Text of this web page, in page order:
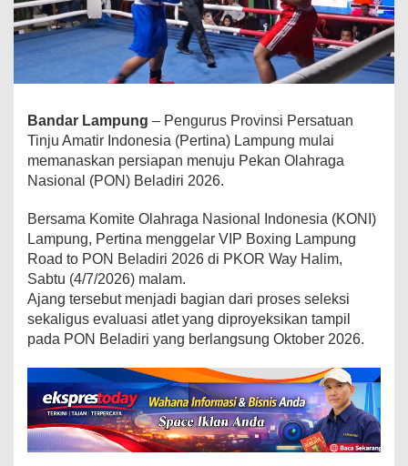
i
r
i
2
0
6
,
P
e
i
n
a
a
m
p
n
g
G
e
l
Bandar Lampung – Pengurus Provinsi Persatuan
Tinju Amatir Indonesia (Pertina) Lampung mulai
memanaskan persiapan menuju Pekan Olahraga
Nasional (PON) Beladiri 2026.
Bersama Komite Olahraga Nasional Indonesia (KONI)
Lampung, Pertina menggelar VIP Boxing Lampung
Road to PON Beladiri 2026 di PKOR Way Halim,
Sabtu (4/7/2026) malam.
Ajang tersebut menjadi bagian dari proses seleksi
sekaligus evaluasi atlet yang diproyeksikan tampil
pada PON Beladiri yang berlangsung Oktober 2026.